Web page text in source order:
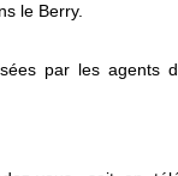
le Berry.
par les agents